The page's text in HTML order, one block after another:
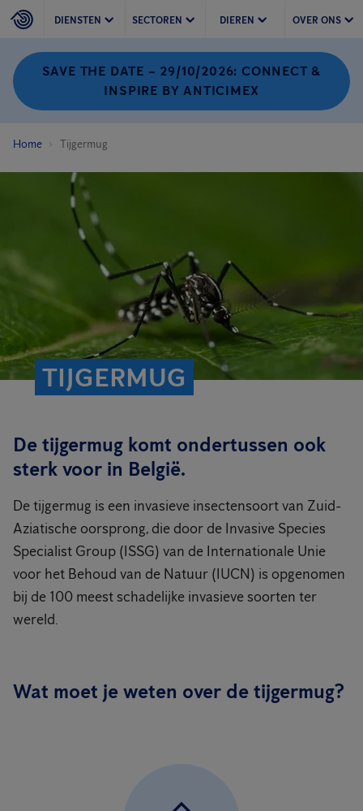
DIENSTEN SECTOREN DIEREN OVER ONS
SAVE THE DATE – 29/10/2026: CONNECT &
INSPIRE BY ANTICIMEX
Home Tijgermug
TIJGERMUG
De tijgermug komt ondertussen ook
sterk voor in België.
De tijgermug is een invasieve insectensoort van Zuid-
Aziatische oorsprong, die door de Invasive Species
Specialist Group (ISSG) van de Internationale Unie
voor het Behoud van de Natuur (IUCN) is opgenomen
bij de 100 meest schadelijke invasieve soorten ter
wereld.
Wat moet je weten over de tijgermug?